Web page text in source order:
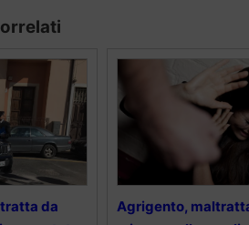
da
Agrigento,